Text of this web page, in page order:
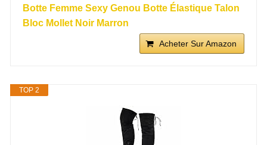
Botte Femme Sexy Genou Botte Élastique Talon
Bloc Mollet Noir Marron
Acheter Sur Amazon
TOP 2